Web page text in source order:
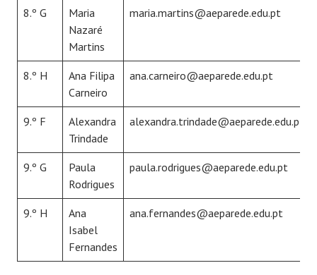
8.º G
Maria
Nazaré
Martins
maria.martins@aeparede.edu.pt
8.º H
Ana Filipa
Carneiro
ana.carneiro@aeparede.edu.pt
9.º F
Alexandra
Trindade
alexandra.trindade@aeparede.edu.pt
9.º G
Paula
Rodrigues
paula.rodrigues@aeparede.edu.pt
9.º H
Ana
Isabel
Fernandes
ana.fernandes@aeparede.edu.pt